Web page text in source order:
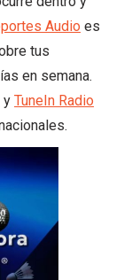
Audio es
tus
en semana.
y TuneIn Radio